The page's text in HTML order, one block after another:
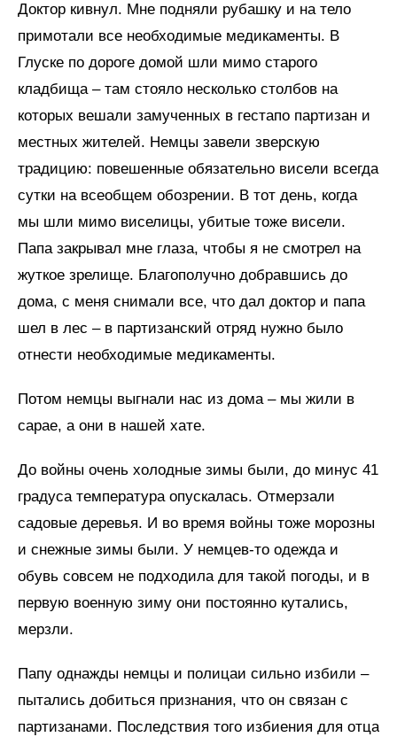
Доктор кивнул. Мне подняли рубашку и на тело
примотали все необходимые медикаменты. В
Глуске по дороге домой шли мимо старого
кладбища – там стояло несколько столбов на
которых вешали замученных в гестапо партизан и
местных жителей. Немцы завели зверскую
традицию: повешенные обязательно висели всегда
сутки на всеобщем обозрении. В тот день, когда
мы шли мимо виселицы, убитые тоже висели.
Папа закрывал мне глаза, чтобы я не смотрел на
жуткое зрелище. Благополучно добравшись до
дома, с меня снимали все, что дал доктор и папа
шел в лес – в партизанский отряд нужно было
отнести необходимые медикаменты.
Потом немцы выгнали нас из дома – мы жили в
сарае, а они в нашей хате.
До войны очень холодные зимы были, до минус 41
градуса температура опускалась. Отмерзали
садовые деревья. И во время войны тоже морозны
и снежные зимы были. У немцев-то одежда и
обувь совсем не подходила для такой погоды, и в
первую военную зиму они постоянно кутались,
мерзли.
Папу однажды немцы и полицаи сильно избили –
пытались добиться признания, что он связан с
партизанами. Последствия того избиения для отца